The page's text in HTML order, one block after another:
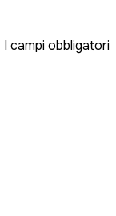
I campi obbligatori